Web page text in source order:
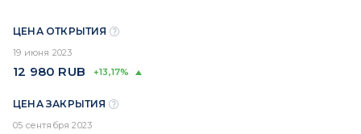
ЦЕНА ОТКРЫТИЯ
19 июня 2023
12 980 RUB +13,17%
ЦЕНА ЗАКРЫТИЯ
05 сентября 2023